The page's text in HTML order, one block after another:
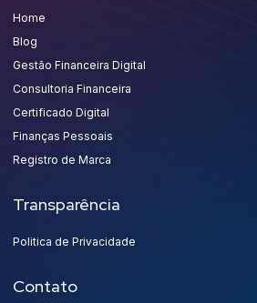
Home
Blog
Gestão Financeira Digital
Consultoria Financeira
Certificado Digital
Finanças Pessoais
Registro de Marca
Transparência
Politica de Privacidade
Contato